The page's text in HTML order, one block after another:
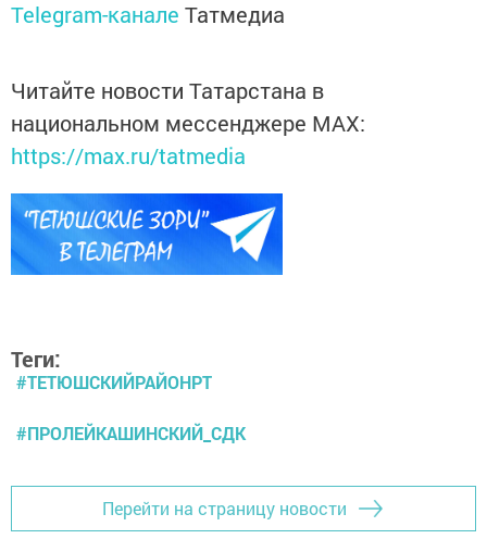
Telegram-канале Татмедиа
Читайте новости Татарстана в
национальном мессенджере MАХ:
https://max.ru/tatmedia
Теги:
#ТЕТЮШСКИЙРАЙОНРТ
#ПРОЛЕЙКАШИНСКИЙ_СДК
Перейти на страницу новости